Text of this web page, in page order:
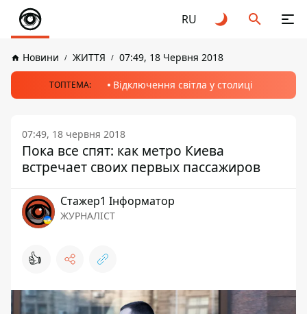
RU
Новини ЖИТТЯ 07:49, 18 Червня 2018
ТОПТЕМА: Відключення світла у столиці
07:49, 18 червня 2018
Пока все спят: как метро Киева
встречает своих первых пассажиров
Стажер1 Інформатор
ЖУРНАЛІСТ
👍